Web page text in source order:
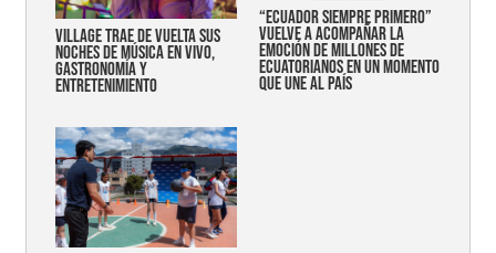
Village trae de vuelta sus
noches de música en vivo,
gastronomía y
entretenimiento
“Ecuador siempre primero”
vuelve a acompañar la
emoción de millones de
ecuatorianos en un momento
que une al país